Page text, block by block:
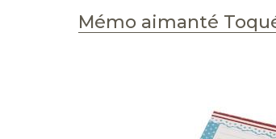
Mémo aimanté